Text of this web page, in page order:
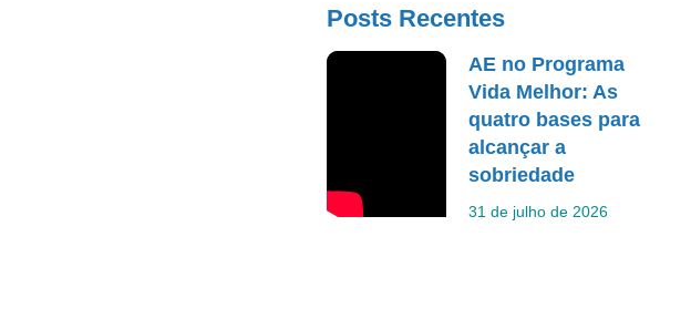
Posts Recentes
AE no Programa
Vida Melhor: As
quatro bases para
alcançar a
sobriedade
31 de julho de 2026